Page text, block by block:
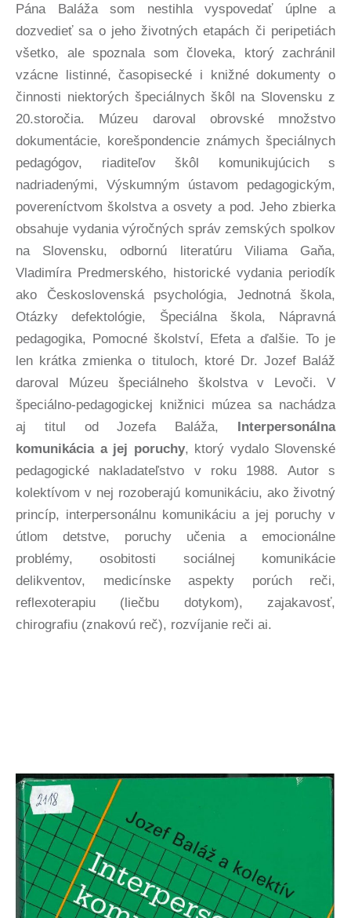
Pána Baláža som nestihla vyspovedať úplne a
dozvedieť sa o jeho životných etapách či peripetiách
všetko, ale spoznala som človeka, ktorý zachránil
vzácne listinné, časopisecké i knižné dokumenty o
činnosti niektorých špeciálnych škôl na Slovensku z
20.storočia. Múzeu daroval obrovské množstvo
dokumentácie, korešpondencie známych špeciálnych
pedagógov, riaditeľov škôl komunikujúcich s
nadriadenými, Výskumným ústavom pedagogickým,
povereníctvom školstva a osvety a pod. Jeho zbierka
obsahuje vydania výročných správ zemských spolkov
na Slovensku, odbornú literatúru Viliama Gaňa,
Vladimíra Predmerského, historické vydania periodík
ako Československá psychológia, Jednotná škola,
Otázky defektológie, Špeciálna škola, Nápravná
pedagogika, Pomocné školství, Efeta a ďalšie. To je
len krátka zmienka o tituloch, ktoré Dr. Jozef Baláž
daroval Múzeu špeciálneho školstva v Levoči. V
špeciálno-pedagogickej knižnici múzea sa nachádza
aj titul od Jozefa Baláža, Interpersonálna
komunikácia a jej poruchy, ktorý vydalo Slovenské
pedagogické nakladateľstvo v roku 1988. Autor s
kolektívom v nej rozoberajú komunikáciu, ako životný
princíp, interpersonálnu komunikáciu a jej poruchy v
útlom detstve, poruchy učenia a emocionálne
problémy, osobitosti sociálnej komunikácie
delikventov, medicínske aspekty porúch reči,
reflexoterapiu (liečbu dotykom), zajakavosť,
chirografiu (znakovú reč), rozvíjanie reči ai.